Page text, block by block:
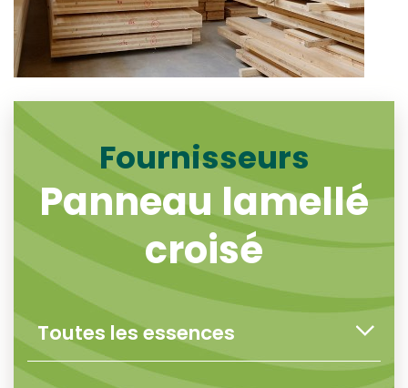
Fournisseurs
Panneau lamellé
croisé